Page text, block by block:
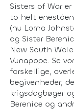
Sisters of War
to helt
(nu Lorna
og Sister
New South
Vunapope.
forskellige,
begivenheder,
krigsdagbøger
Berenice og